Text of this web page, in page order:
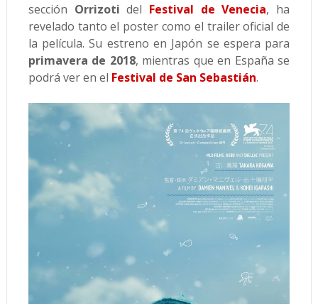
sección Orrizotidel Festival de Venecia, ha
revelado tanto el poster como el trailer oficial de
la película. Su estreno en Japón se espera para
primavera de 2018, mientras que en España se
podrá ver en el Festival de San Sebastián.